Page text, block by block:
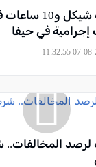
ضبط نحو 100 ألف
في حيفا
المخالفات..